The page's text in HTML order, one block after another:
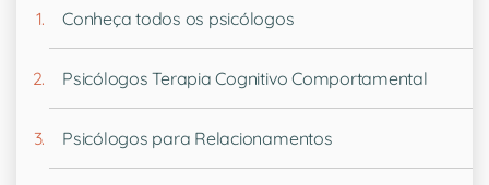
Conheça todos os psicólogos
Psicólogos Terapia Cognitivo Comportamental
Psicólogos para Relacionamentos